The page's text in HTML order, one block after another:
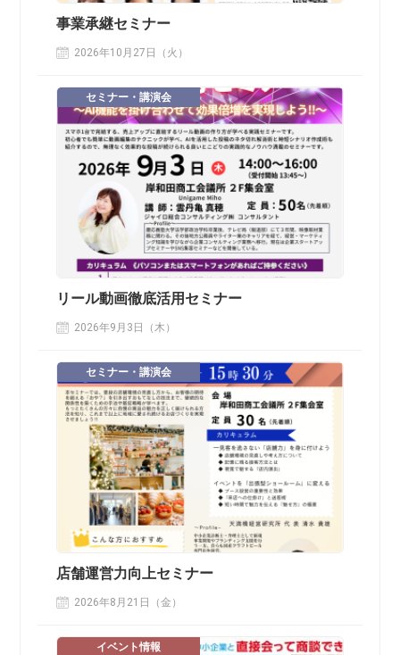
事業承継セミナー
2026年10月27日（火）
セミナー・講演会
リール動画徹底活用セミナー
2026年9月3日（木）
セミナー・講演会
店舗運営力向上セミナー
2026年8月21日（金）
イベント情報